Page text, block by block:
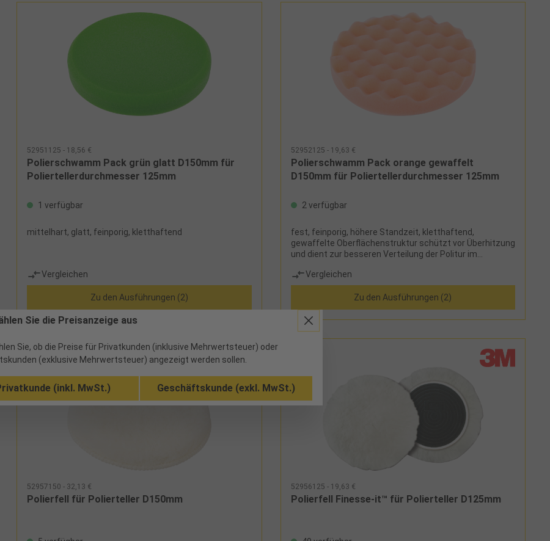
52951125 - 18,56 €
Polierschwamm Pack grün glatt D150mm für
Poliertellerdurchmesser 125mm
1 verfügbar
mittelhart, glatt, feinporig, kletthaftend
Vergleichen
Zu den Ausführungen (2)
52952125 - 19,63 €
Polierschwamm Pack orange gewaffelt
D150mm für Poliertellerdurchmesser 125mm
2 verfügbar
fest, feinporig, höhere Standzeit, kletthaftend,
gewaffelte Oberflächenstruktur schützt vor Überhitzung
und dient zur besseren Verteilung der Politur im
Vergleichen
Zu den Ausführungen (2)
52957150 - 32,13 €
Polierfell für Polierteller D150mm
52956125 - 19,63 €
Polierfell Finesse-it™ für Polierteller D125mm
Sie die Preisanzeige aus
Sie, ob die Preise für Privatkunden (inklusive Mehrwertsteuer) oder
(exklusive Mehrwertsteuer) angezeigt werden sollen.
(inkl. MwSt.) Geschäftskunde (exkl. MwSt.)